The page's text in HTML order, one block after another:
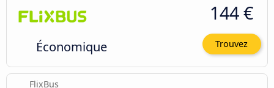
Économique
144 €
Trouvez
FlixBus